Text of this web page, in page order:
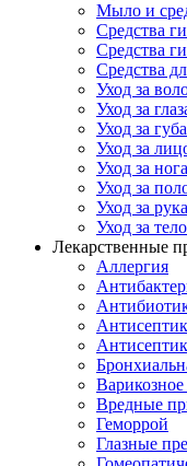
Мыло и
Средства
Средства
Средства
Уход за
Уход за
Уход за
Уход за
Уход за
Уход за
Уход за
Уход за
Лекарственные
Аллергия
Вредные
Геморрой
Глазные